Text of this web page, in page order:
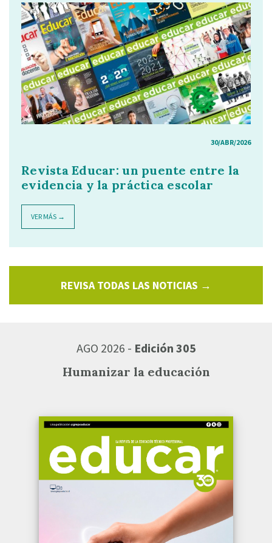
30/ABR/2026
Revista Educar: un puente entre la
evidencia y la práctica escolar
VER MÁS →
REVISA TODAS LAS NOTICIAS →
AGO 2026 - Edición 305
Humanizar la educación